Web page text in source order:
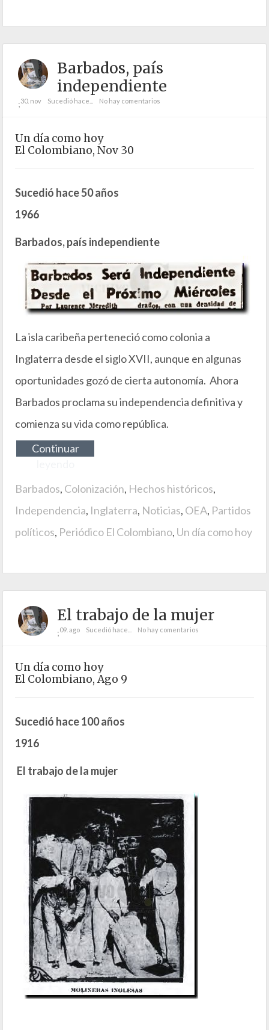
Barbados, país
independiente
;30. nov Sucedió hace... No hay comentarios
Un día como hoy
El Colombiano, Nov 30
Sucedió hace 50 años
1966
Barbados, país independiente
La isla caribeña perteneció como colonia a
Inglaterra desde el siglo XVII, aunque en algunas
oportunidades gozó de cierta autonomía. Ahora
Barbados proclama su independencia definitiva y
comienza su vida como república.
Continuar
Barbados, Colonización, Hechos históricos,
Independencia, Inglaterra, Noticias, OEA, Partidos
políticos, Periódico El Colombiano, Un día como hoy
El trabajo de la mujer
;09. ago Sucedió hace... No hay comentarios
Un día como hoy
El Colombiano, Ago 9
Sucedió hace 100 años
1916
El trabajo de la mujer